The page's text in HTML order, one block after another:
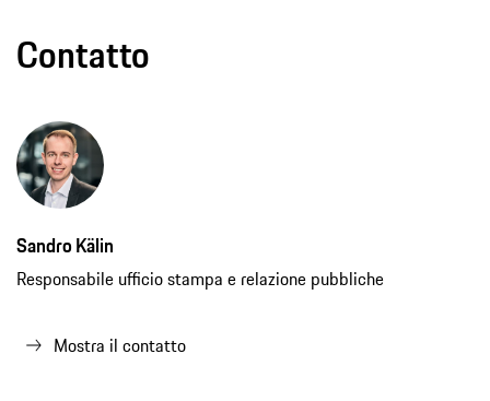
Contatto
Sandro Kälin
Responsabile ufficio stampa e relazione pubbliche
Mostra il contatto